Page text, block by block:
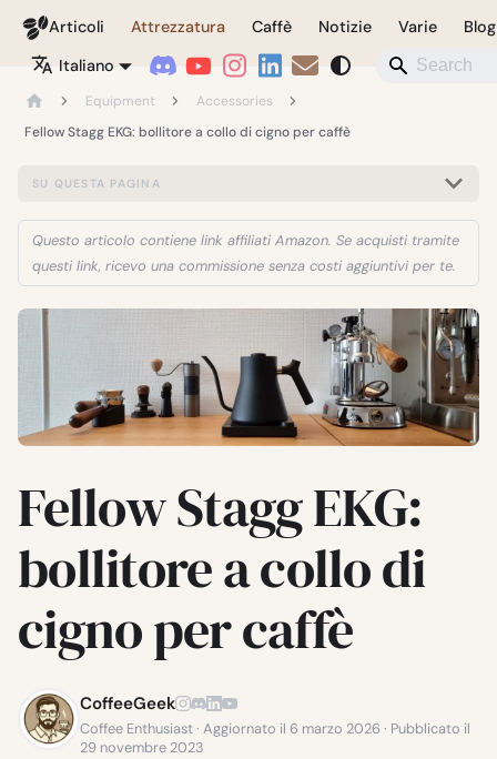
Coffeegeek
Articoli Attrezzatura Caffè Notizie Varie
Blog
Italiano
Equipment
Accessories
Fellow Stagg EKG: bollitore a collo di cigno per caffè
SU QUESTA PAGINA
Questo articolo contiene link affiliati Amazon. Se acquisti tramite
questi link, ricevo una commissione senza costi aggiuntivi per te.
Fellow Stagg EKG:
bollitore a collo di
cigno per caffè
CoffeeGeek
Coffee Enthusiast · Aggiornato il 6 marzo 2026 · Pubblicato il
29 novembre 2023